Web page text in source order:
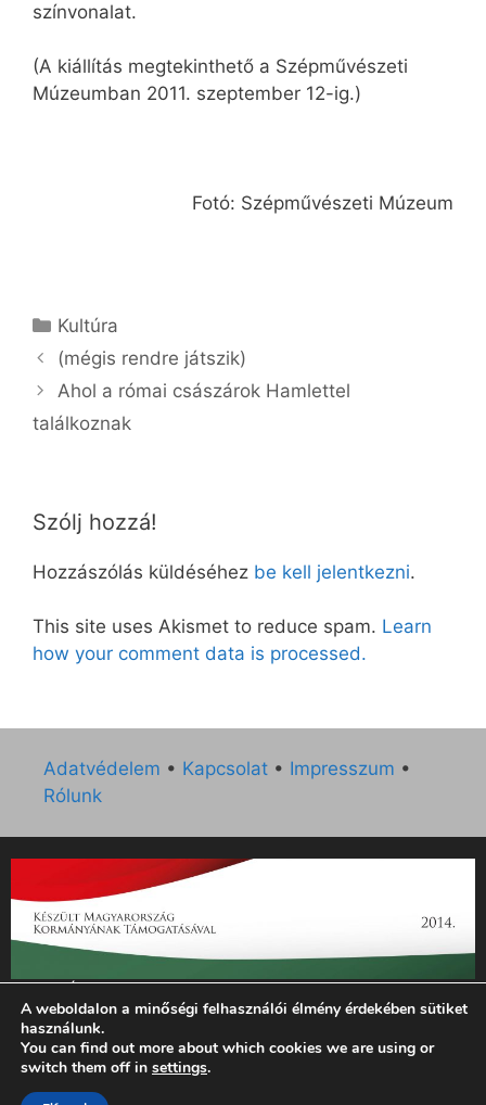
színvonalat.
(A kiállítás megtekinthető a Szépművészeti
Múzeumban 2011. szeptember 12-ig.)
Fotó: Szépművészeti Múzeum
Kategória
Kultúra
(mégis rendre játszik)
Ahol a római császárok Hamlettel
találkoznak
Szólj hozzá!
Hozzászólás küldéséhez be kell jelentkezni.
This site uses Akismet to reduce spam. Learn
how your comment data is processed.
Adatvédelem • Kapcsolat • Impresszum •
Rólunk
„Az Új Ember katolikus hetilap 2014. évi működésének
támogatását az EGYH-KCP-14-P-0121 sz. támogatási
szerződés keretében 3 000 000 Ft összegben támogatta az
Emberi Erőforrások Minisztériuma.”
A weboldalon a minőségi felhasználói élmény érdekében sütiket
használunk.
You can find out more about which cookies we are using or
switch them off in settings.